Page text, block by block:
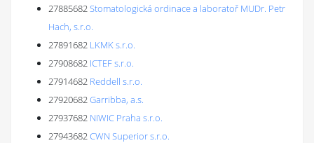
27885682Stomatologická ordinace a laboratoř MUDr. Petr
Hach, s.r.o.
27891682 LKMK s.r.o.
27908682 ICTEF s.r.o.
27914682 Reddell s.r.o.
27920682Garribba, a.s.
27937682 NIWIC Praha s.r.o.
27943682CWN Superior s.r.o.